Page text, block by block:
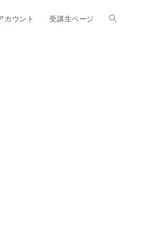
カウント 受講生ページ